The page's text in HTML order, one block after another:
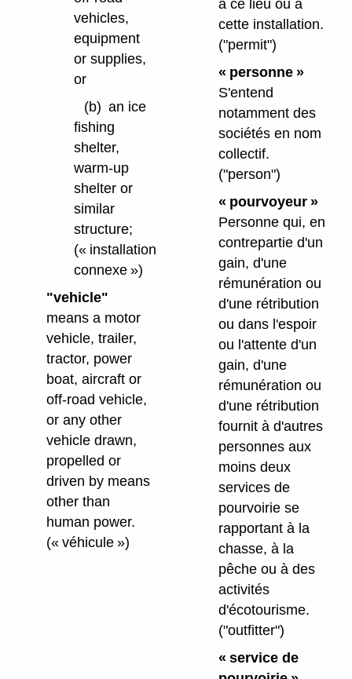
vehicles,
equipment
or supplies,
or
(b) an ice
fishing
shelter,
warm-up
shelter or
similar
structure;
(« installation
connexe »)
"vehicle"
means a motor
vehicle, trailer,
tractor, power
boat, aircraft or
off-road vehicle,
or any other
vehicle drawn,
propelled or
driven by means
other than
human power.
(« véhicule »)
à ce lieu ou à
cette installation.
("permit")
« personne »
S'entend
notamment des
sociétés en nom
collectif.
("person")
« pourvoyeur »
Personne qui, en
contrepartie d'un
gain, d'une
rémunération ou
d'une rétribution
ou dans l'espoir
ou l'attente d'un
gain, d'une
rémunération ou
d'une rétribution
fournit à d'autres
personnes aux
moins deux
services de
pourvoirie se
rapportant à la
chasse, à la
pêche ou à des
activités
d'écotourisme.
("outfitter")
« service de